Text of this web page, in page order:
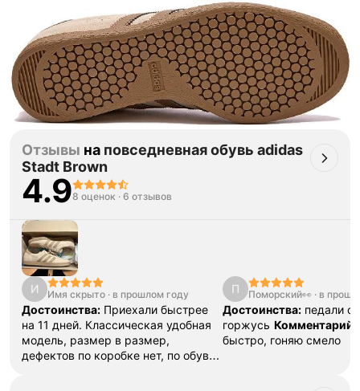
Отзывы на повседневная обувь adidas
Stadt Brown
4.98 оценок · 6 отзывов
И Имя скрыто · в прошлом году
Достоинства: Приехали быстрее
на 11 дней. Классическая удобная
модель, размер в размер,
дефектов по коробке нет, по обуви
П Поморский👀 · в
Достоинства: педали
горжусь Комментарий:
быстро, гоняю смело